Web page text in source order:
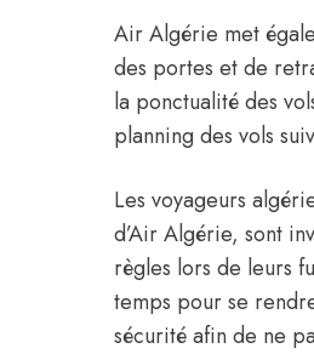
Air Algérie met
des portes et de
la ponctualité des
planning des vols
Les voyageurs
d’Air Algérie, sont
règles lors de leurs
temps pour se
sécurité afin de ne